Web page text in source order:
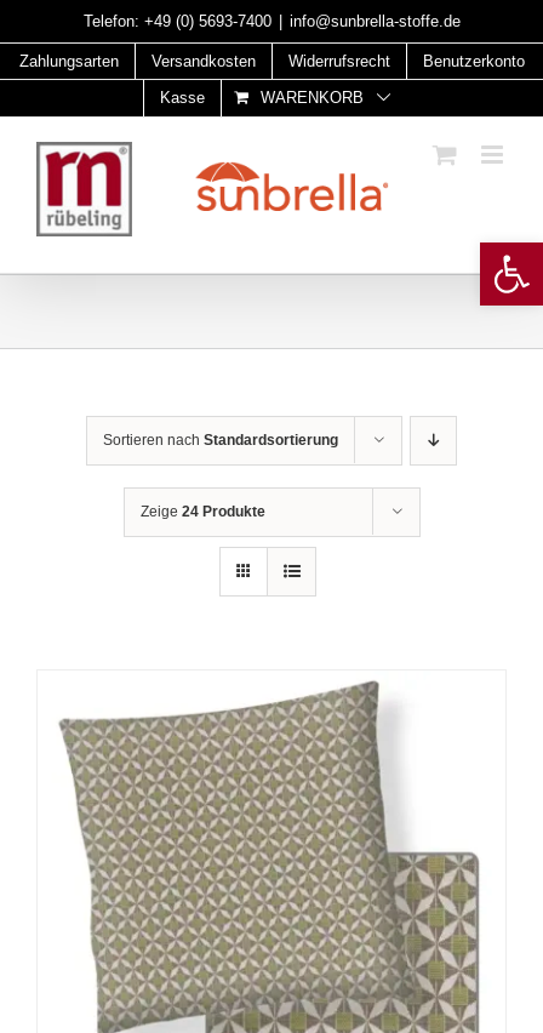
to
content
Telefon: +49 (0) 5693-7400 info@sunbrella-stoffe.de
Zahlungsarten Versandkosten Widerrufsrecht
Benutzerkonto
Kasse
WARENKORB
Sortieren nach Standardsortierung
Zeige 24 Produkte